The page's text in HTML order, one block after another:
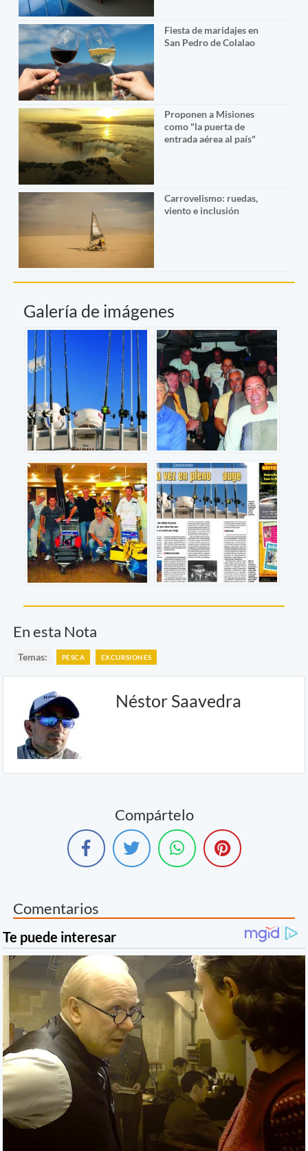
Fiesta de maridajes en
San Pedro de Colalao
Proponen a Misiones
como "la puerta de
entrada aérea al país"
Carrovelismo: ruedas,
viento e inclusión
Galería de imágenes
En esta Nota
Temas: PESCA EXCURSIONES
Néstor Saavedra
Compártelo
Comentarios